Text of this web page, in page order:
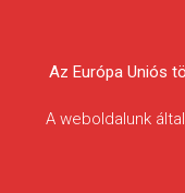
Az Európa Uniós
A weboldalunk